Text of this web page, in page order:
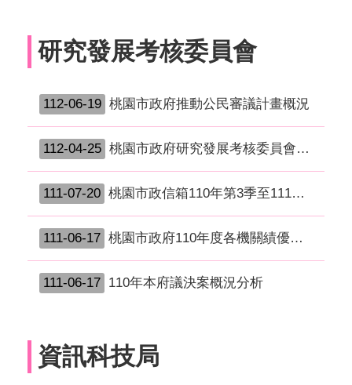
研究發展考核委員會
112-06-19 桃園市政府推動公民審議計畫概況
112-04-25 桃園市政府研究發展考核委員會111年度預算編列及執行概況
111-07-20 桃園市政信箱110年第3季至111年第2季問卷調查性別統計分析結果
111-06-17 桃園市政府110年度各機關績優研考人員推薦人選統計概況分析
111-06-17 110年本府議決案概況分析
資訊科技局